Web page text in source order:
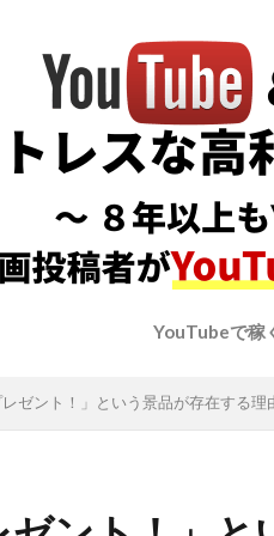
YouTubeで稼
レゼント！」という景品が存在する理